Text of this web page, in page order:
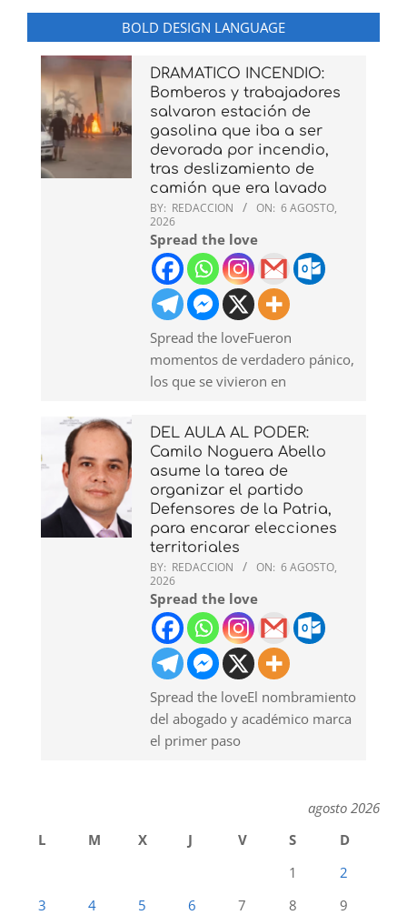
BOLD DESIGN LANGUAGE
DRAMATICO INCENDIO:
Bomberos y trabajadores
salvaron estación de
gasolina que iba a ser
devorada por incendio,
tras deslizamiento de
camión que era lavado
BY: REDACCION ON: 6 AGOSTO,
2026
Spread the love
Spread the loveFueron
momentos de verdadero pánico,
los que se vivieron en
DEL AULA AL PODER:
Camilo Noguera Abello
asume la tarea de
organizar el partido
Defensores de la Patria,
para encarar elecciones
territoriales
BY: REDACCION ON: 6 AGOSTO,
2026
Spread the love
Spread the loveEl nombramiento
del abogado y académico marca
el primer paso
agosto 2026
L
M X J V S
D
1
2
3
4 5 6 7 8
9